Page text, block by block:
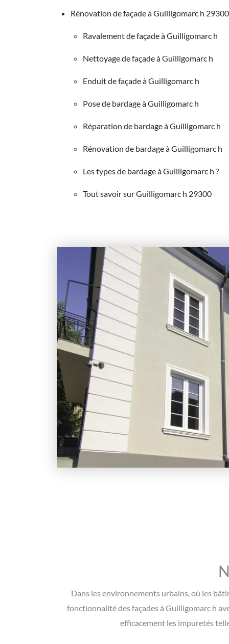
Rénovation de façade à Guilligomarc h 29300
Ravalement de façade à Guilligomarc h
Nettoyage de façade à Guilligomarc h
Enduit de façade à Guilligomarc h
Pose de bardage à Guilligomarc h
Réparation de bardage à Guilligomarc h
Rénovation de bardage à Guilligomarc h
Les types de bardage à Guilligomarc h ?
Tout savoir sur Guilligomarc h 29300
Dans les environnements urbains, où les
fonctionnalité des façades à Guilligomarc h
efficacement les impuretés